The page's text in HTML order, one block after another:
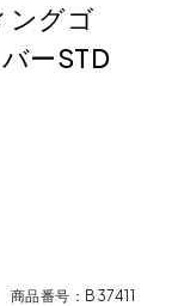
ングゴ
ーSTD
商品番号 B37411